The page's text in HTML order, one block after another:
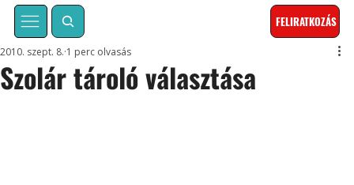
FELIRATKOZÁS
Szolár tároló választása
2010. szept. 8. 1 perc olvasás